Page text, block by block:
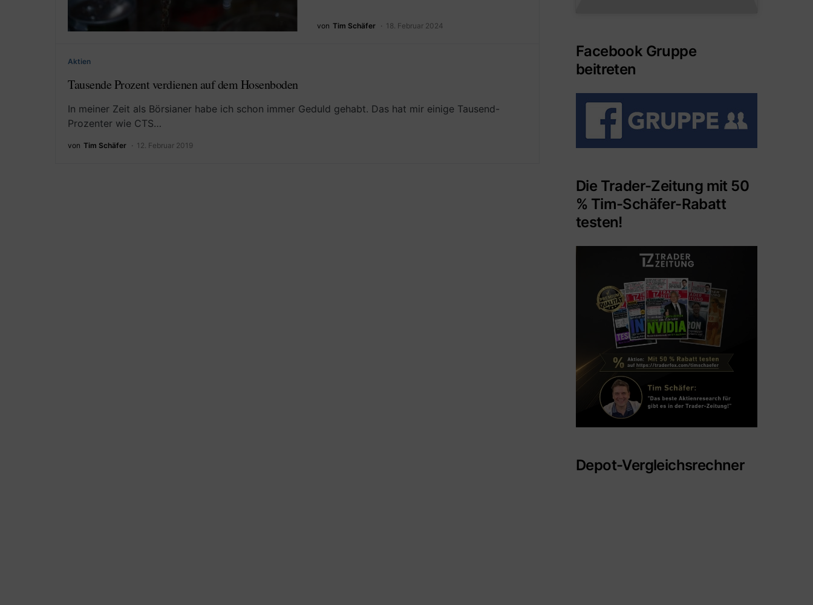
von Tim Schäfer 18. Februar 2024
Aktien
Tausende Prozent verdienen auf dem Hosenboden
In meiner Zeit als Börsianer habe ich schon immer Geduld gehabt. Das hat mir einige Tausend-
Prozenter wie CTS…
von Tim Schäfer 12. Februar 2019
Facebook Gruppe
beitreten
Die Trader-Zeitung mit 50
% Tim-Schäfer-Rabatt
testen!
Depot-Vergleichsrechner